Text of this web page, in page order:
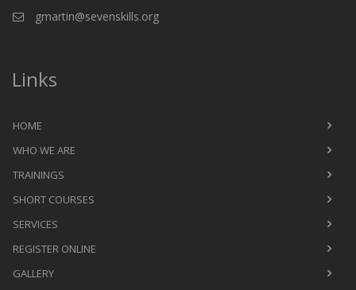
gmartin@sevenskills.org
Links
HOME
WHO WE ARE
TRAININGS
SHORT COURSES
SERVICES
REGISTER ONLINE
GALLERY